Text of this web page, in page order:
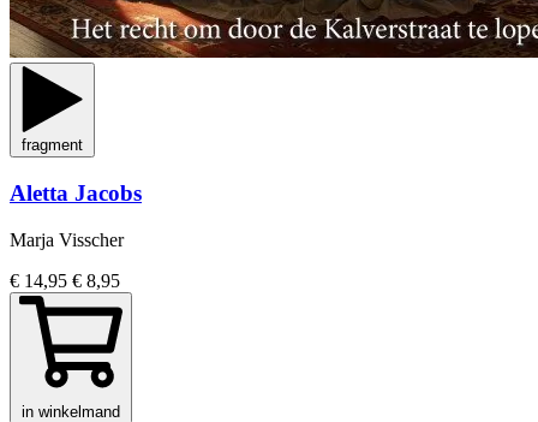
fragment
Aletta Jacobs
Marja Visscher
€ 14,95 € 8,95
in winkelmand